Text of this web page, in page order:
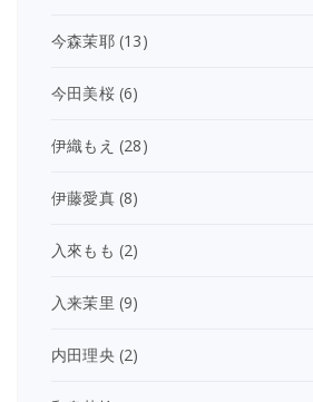
今森茉耶(13)
今田美桜(6)
伊織もえ (28)
伊藤愛真(8)
入來もも (2)
入来茉里 (9)
内田理央 (2)